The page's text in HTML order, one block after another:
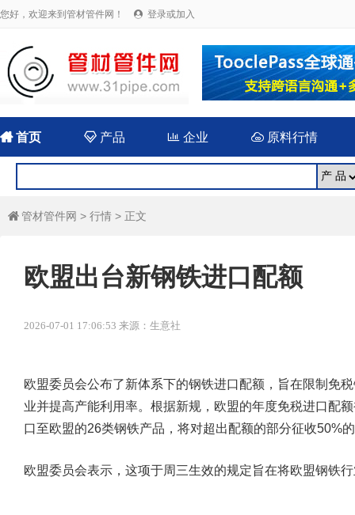
您好，欢迎来到管材管件网！  登录或加入
首页 产品  企业 原料行情
 管材管件网 > 行情 > 正文
欧盟出台新钢铁进口配额
2026-07-01 17:06:53 来源：生意社
欧盟委员会公布了新体系下的钢铁进口配额，旨在限制免
业并提高产能利用率。根据新规，欧盟的年度免税进口配
口至欧盟的26类钢铁产品，将对超出配额的部分征收50%
欧盟委员会表示，这项于周三生效的规定旨在将欧盟钢铁